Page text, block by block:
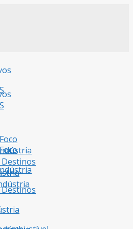
Destinos
Destinos